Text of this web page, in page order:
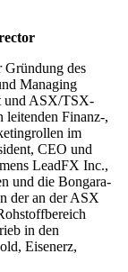
Gründung des
Managing
und ASX/TSX-
leitenden Finanz-,
im
CEO und
LeadFX Inc.,
und die Bongara-
der an der ASX
in den
Eisenerz,